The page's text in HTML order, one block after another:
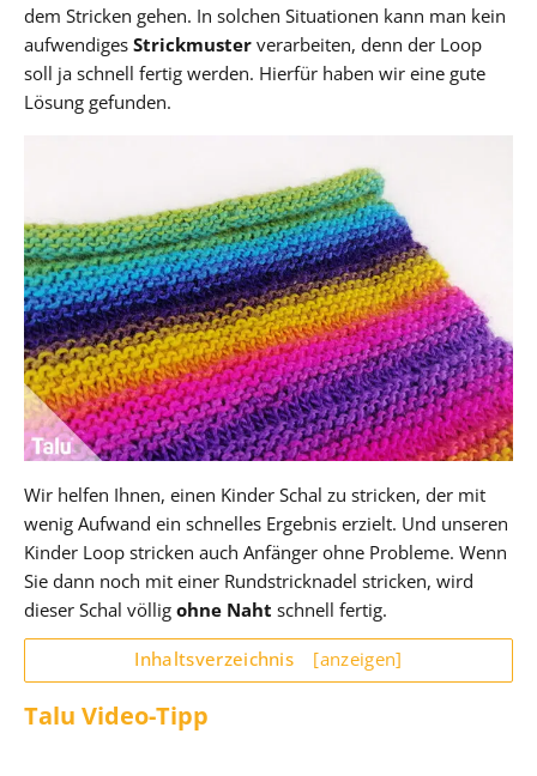
dem Stricken gehen. In solchen Situationen kann man kein
aufwendiges Strickmuster verarbeiten, denn der Loop
soll ja schnell fertig werden. Hierfür haben wir eine gute
Lösung gefunden.
Wir helfen Ihnen, einen Kinder Schal zu stricken, der mit
wenig Aufwand ein schnelles Ergebnis erzielt. Und unseren
Kinder Loop stricken auch Anfänger ohne Probleme. Wenn
Sie dann noch mit einer Rundstricknadel stricken, wird
dieser Schal völlig ohne Naht schnell fertig.
Inhaltsverzeichnis [anzeigen]
Talu Video-Tipp